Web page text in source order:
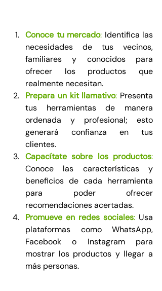
Conoce tu mercado: Identifica las
necesidades de tus vecinos,
familiares y conocidos para
ofrecer los productos que
realmente necesitan.
Prepara un kit llamativo: Presenta
tus herramientas de manera
ordenada y profesional; esto
generará confianza en tus
clientes.
Capacítate sobre los productos:
Conoce las características y
beneficios de cada herramienta
para poder ofrecer
recomendaciones acertadas.
Promueve en redes sociales: Usa
plataformas como WhatsApp,
Facebook o Instagram para
mostrar los productos y llegar a
más personas.